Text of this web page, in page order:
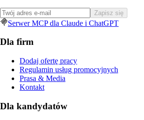
Zapisz się
Serwer MCP dla Claude i ChatGPT
Dla firm
Dodaj ofertę pracy
Regulamin usług promocyjnych
Prasa & Media
Kontakt
Dla kandydatów